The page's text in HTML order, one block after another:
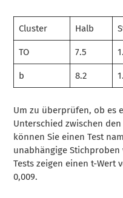
Cluster Halb
TO 7.5
b 8.2
Um zu überprüfen, ob es
Unterschied zwischen
können Sie einen Test
unabhängige Stichproben
Tests zeigen einen t-Wert
0,009.